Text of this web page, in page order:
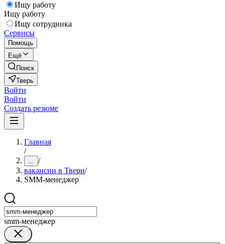
Ищу работу
Ищу работу
Ищу сотрудника
Сервисы
Помощь
Ещё
Поиск
Тверь
Войти
Войти
Создать резюме
Главная
/
... /
вакансии в Твери/
SMM-менеджер
smm-менеджер